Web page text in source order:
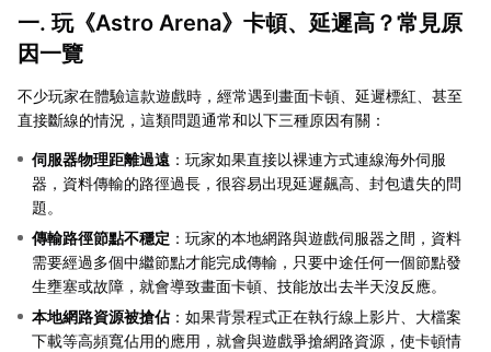
一. 玩《Astro Arena》卡頓、延遲高？常見原
因一覽
不少玩家在體驗這款遊戲時，經常遇到畫面卡頓、延遲標紅、甚至
直接斷線的情況，這類問題通常和以下三種原因有關：
伺服器物理距離過遠 ：玩家如果直接以裸連方式連線海外伺服
器，資料傳輸的路徑過長，很容易出現延遲飆高、封包遺失的問
題。
傳輸路徑節點不穩定 ：玩家的本地網路與遊戲伺服器之間，資料
需要經過多個中繼節點才能完成傳輸，只要中途任何一個節點發
生壅塞或故障，就會導致畫面卡頓、技能放出去半天沒反應。
本地網路資源被搶佔 ：如果背景程式正在執行線上影片、大檔案
下載等高頻寬佔用的應用，就會與遊戲爭搶網路資源，使卡頓情